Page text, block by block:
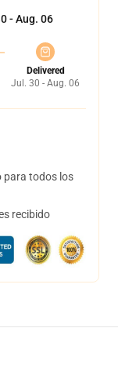
- Aug. 06
Delivered
Jul. 30 - Aug. 06
para todos los
recibido